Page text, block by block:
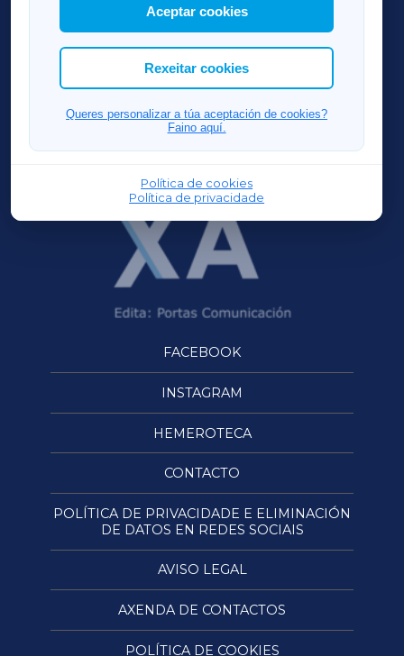
Así mesmo, podes personalizar a elección das
cookies que desexas permitir.
Aceptar cookies
Rexeitar cookies
Queres personalizar a túa aceptación de cookies?
Faino aquí.
Política de cookies
Política de privacidade
RIBEIRASACRAXA
ACORUÑAXA
FERROLXA
OURENSEXA
FACEBOOK
INSTAGRAM
HEMEROTECA
CONTACTO
POLÍTICA DE PRIVACIDADE E ELIMINACIÓN
DE DATOS EN REDES SOCIAIS
AVISO LEGAL
AXENDA DE CONTACTOS
POLÍTICA DE COOKIES